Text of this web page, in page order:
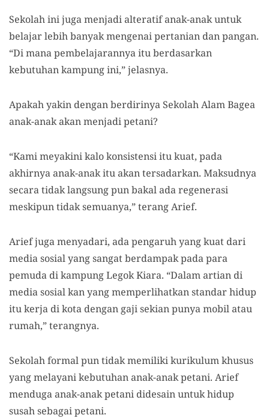
Sekolah ini juga menjadi alteratif anak-anak untuk
belajar lebih banyak mengenai pertanian dan pangan.
“Di mana pembelajarannya itu berdasarkan
kebutuhan kampung ini,” jelasnya.
Apakah yakin dengan berdirinya Sekolah Alam Bagea
anak-anak akan menjadi petani?
“Kami meyakini kalo konsistensi itu kuat, pada
akhirnya anak-anak itu akan tersadarkan. Maksudnya
secara tidak langsung pun bakal ada regenerasi
meskipun tidak semuanya,” terang Arief.
Arief juga menyadari, ada pengaruh yang kuat dari
media sosialyangsangat berdampakpadapara
pemuda di kampung Legok Kiara. “Dalam artian di
media sosial kan yang memperlihatkan standar hidup
itu kerja di kota dengan gaji sekian punya mobil atau
rumah,” terangnya.
Sekolah formal pun tidak memiliki kurikulum khusus
yang melayani kebutuhan anak-anak petani. Arief
menduga anak-anak petani didesain untuk hidup
susah sebagai petani.